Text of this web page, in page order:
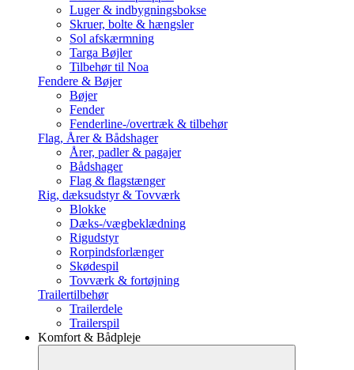
Luger & indbygningsbokse
Skruer, bolte & hængsler
Sol afskærmning
Targa Bøjler
Tilbehør til Noa
Fendere & Bøjer
Bøjer
Fender
Fenderline-/overtræk & tilbehør
Flag, Årer & Bådshager
Årer, padler & pagajer
Bådshager
Flag & flagstænger
Rig, dæksudstyr & Tovværk
Blokke
Dæks-/vægbeklædning
Rigudstyr
Rorpindsforlænger
Skødespil
Tovværk & fortøjning
Trailertilbehør
Trailerdele
Trailerspil
Komfort & Bådpleje